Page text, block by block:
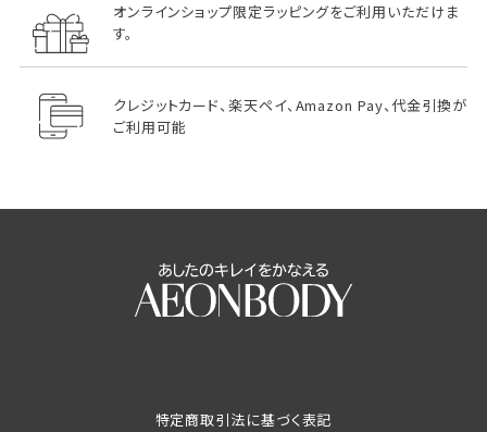
オンラインショップ限定ラッピングをご利用いただけま
す。
クレジットカード、楽天ペイ、Amazon Pay、代金引換が
ご利用可能
特定商取引法に基づく表記